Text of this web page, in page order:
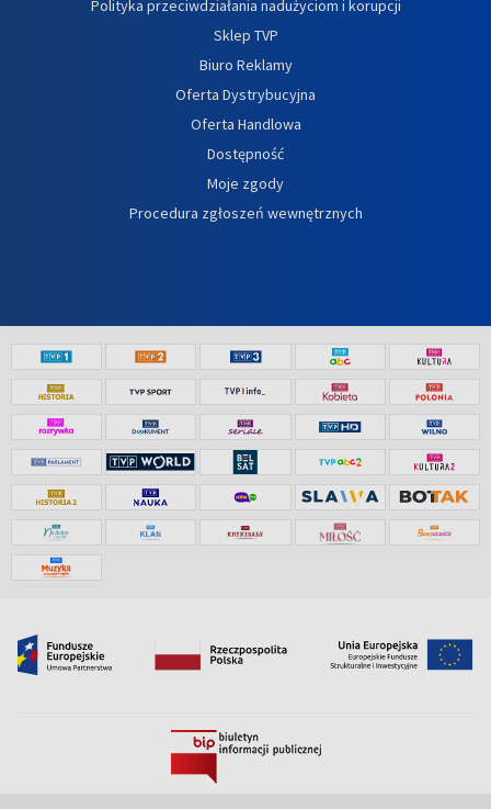
Polityka przeciwdziałania nadużyciom i korupcji
Sklep TVP
Biuro Reklamy
Oferta Dystrybucyjna
Oferta Handlowa
Dostępność
Moje zgody
Procedura zgłoszeń wewnętrznych